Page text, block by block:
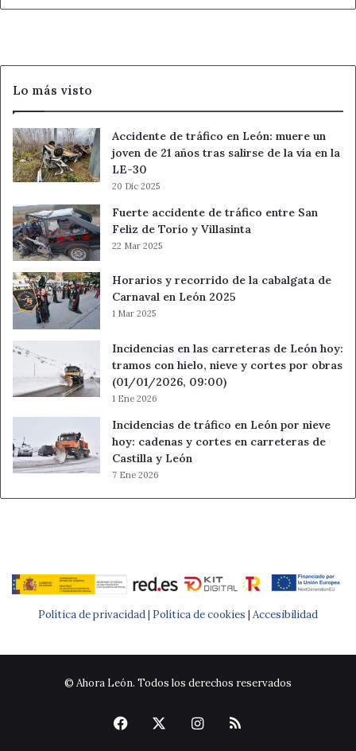
y
Ángeles
de
San
Rafael
y
Vegas
Matute
Lo más visto
Accidente de tráfico en León: muere un
joven de 21 años tras salirse de la vía en la
LE-30
20 Dic 2025
Fuerte accidente de tráfico entre San
Feliz de Torío y Villasinta
22 Mar 2025
Horarios y recorrido de la cabalgata de
Carnaval en León 2025
1 Mar 2025
Incidencias en las carreteras de León hoy:
tramos con hielo, nieve y cortes por obras
(01/01/2026, 09:00)
1 Ene 2026
Incidencias de tráfico en León por nieve
hoy: cadenas y cortes en carreteras de
Castilla y León
7 Ene 2026
Política de privacidad | Política de cookies | Accesibilidad
© Ahora León. Todos los derechos reservados
Facebook Instagram
RSS